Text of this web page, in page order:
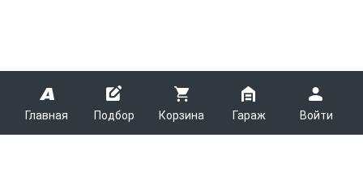
Главная Подбор Корзина Гараж Войти